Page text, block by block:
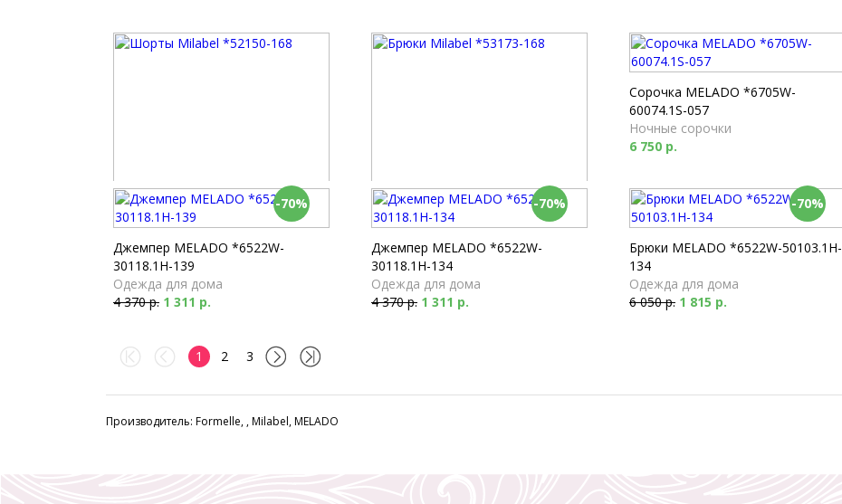
Шорты Milabel *52150-168
Пижамы
2 610 р.
Брюки Milabel *53173-168
Пижамы
4 040 р.
Сорочка MELADO *6705W-
60074.1S-057
Ночные сорочки
6 750 р.
-70%
Джемпер MELADO *6522W-
30118.1H-139
Одежда для дома
4 370 р. 1 311 р.
-70%
Джемпер MELADO *6522W-
30118.1H-134
Одежда для дома
4 370 р. 1 311 р.
-70%
Брюки MELADO *6522W-50103.1H-
134
Одежда для дома
6 050 р. 1 815 р.
1 2 3
Производитель: Formelle, , Milabel, MELADO